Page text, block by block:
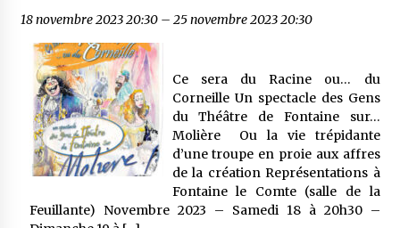
18 novembre 2023 20:30– 25 novembre 2023 20:30
Ce sera du Racine ou… du
Corneille Un spectacle des Gens
du Théâtre de Fontaine sur…
Molière Ou la vie trépidante
d’une troupe en proie aux affres
de la création Représentations à
Fontaine le Comte (salle de la
Feuillante) Novembre 2023 – Samedi 18 à 20h30 –